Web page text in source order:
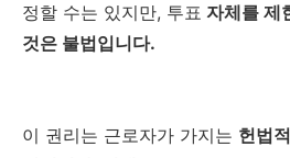
정할 수는 있지만, 투표 자체를 제
것은 불법입니다.
이 권리는 근로자가 가지는 헌법